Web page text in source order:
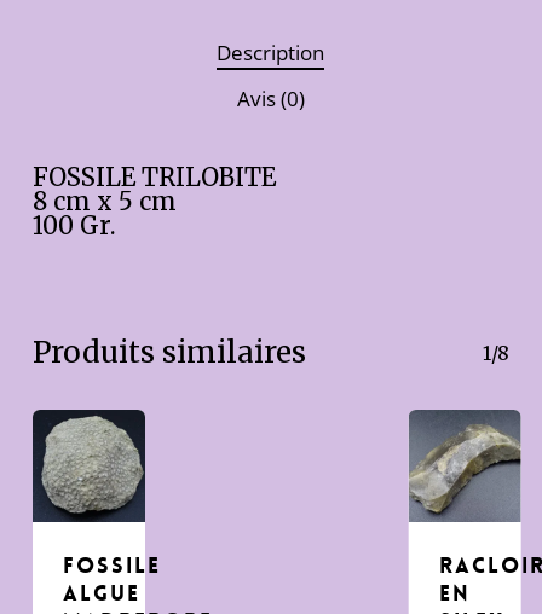
Description
Avis (0)
FOSSILE TRILOBITE
8 cm x 5 cm
100 Gr.
Produits similaires 1/8
FOSSILE
ALGUE
EN